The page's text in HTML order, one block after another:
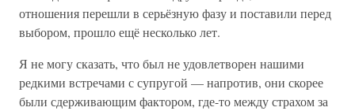
отношения перешли в серьёзную фазу и поставили перед
выбором, прошло ещё несколько лет.
Я не могу сказать, что был не удовлетворен нашими
редкими встречами с супругой — напротив, они скорее
были сдерживающим фактором, где-то между страхом за